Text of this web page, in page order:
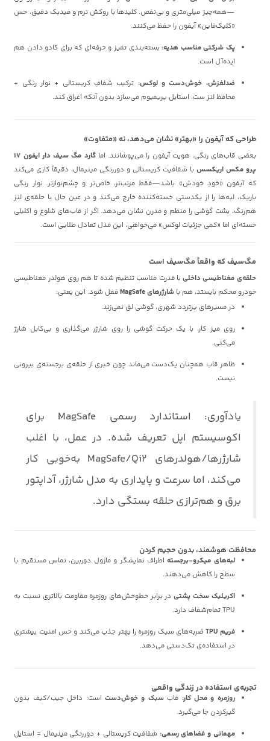
—همه‌چیز میلی‌متری و بی‌نقص. کلیدها با روکش نرم و فیدبک دقیق، حس
«کلیک‌فاین» آیفون را حفظ می‌کنند.
پک شرکتی مناسب هدیه: بسته‌بندی تمیز و حرفه‌ای که برای کادو دادن هم
ایده‌آل است.
ضدلغزش، خوش‌دست و لوکس: ترکیب شفافِ کریستالی + نوار رنگی +
محافظ لنز ست، استایل پریمیوم می‌سازد بدون آنکه اغراق کند.
طراحی که آیفون را «بهتر» نشان می‌دهد، نه «متفاوت»
بعضی قاب‌های رنگی، هویت آیفون را می‌پوشانند. اما
گارد مگ سیف دار ایفون 17
پرو مکس اریکسس با شفافیت کریستالی و دوررنگی مینیمال، دقیقاً کاری می‌کند
که آیفون «خودِ خودش» باشد—فقط مرتب‌تر، خاص‌تر و چشم‌نوازتر. نوار رنگی
باریک، لبه‌ها را از یکدستی خسته‌کننده خارج می‌کند و در عین حال با حلقه‌ی لنز
هم‌رنگ، پشت گوشی را منظم و مدرن نشان می‌دهد. اگر از قاب‌های شلوغ و اکلیلی
خسته‌ای اما «کمی جزئیات لوکس» می‌خواهی، این مدل تعادل طلایی است.
مگ‌سیف که واقعاً مگ‌سیف است
حلقه‌ی مغناطیسی داخلیبا قدرت مناسب تنظیم شده تا هم روی هولدر مغناطیسی
خودرو محکم بایستد، هم باشارژرهای MagSafe
قفل شود. این یعنی:
در مسیرهای پرتردد شهری، گوشی لق نمی‌زند.
روی میز کار، با یک حرکت گوشی را روی شارژر می‌گذاری و بی‌کابل شارژ
می‌کنی.
ظاهر قاب همچنان یک‌دست می‌ماند چون خبری از حلقه‌ی برجسته‌ی بیرونی
نیست.
یادآوری: استاندارد رسمی MagSafe برای
اکوسیستم اپل تعریف شده. در عمل، با اغلب
شارژرها/هولدرهای MagSafe/Qi2 به‌خوبی کار
می‌کند، اما سرعت و پایداری به مدل شارژر، آداپتور
برق و هم‌ترازی حلقه بستگی دارد.
محافظت هوشمند، بدون حجیم کردن
لبه‌های میکرو-برجستهاطراف نمایشگر و ماژول دوربین، تماس مستقیم با
سطح را کاهش می‌دهند.
اکریلیک سخت پشتیدر برابر خط‌وخش‌های روزمره مقاومت بالاتری نسبت به
TPU تمام‌شفاف دارد.
فریم TPU
ضربه‌های سبک روزمره را بهتر جذب می‌کند و حس امنیت بیشتری
در استفاده‌ی تک‌دستی می‌دهد.
تجربه‌ی استفاده در زندگی واقعی
روزمره و محل کار: قابسبک و خوش‌دست است؛ داخل جیب/کیف بدون
گیرکردن جا می‌گیرد.
مهمانی و فضاهای رسمی: شفافیت کریستالی + دوررنگی مینیمال = استایل